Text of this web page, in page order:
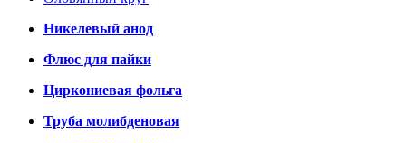
Никелевый анод
Флюс для пайки
Циркониевая фольга
Труба молибденовая